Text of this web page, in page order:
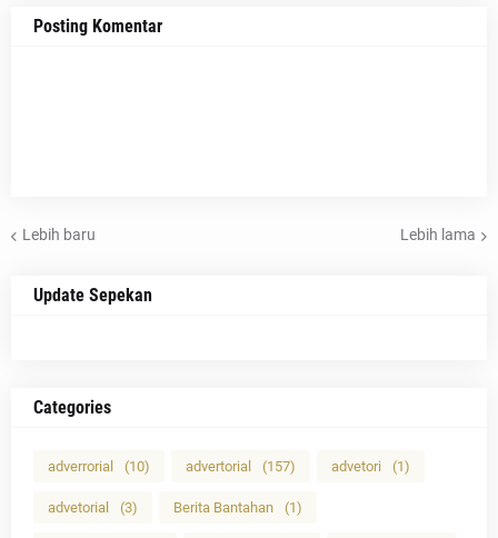
Posting Komentar
Lebih baru Lebih lama
Update Sepekan
Categories
adverrorial (10) advertorial (157) advetori (1)
advetorial (3) Berita Bantahan (1)